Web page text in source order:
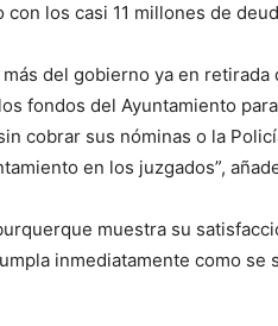
los casi 11 millones de
del gobierno ya en
fondos del Ayuntamiento
cobrar sus nóminas o la
en los juzgados”,
muestra su
inmediatamente como se